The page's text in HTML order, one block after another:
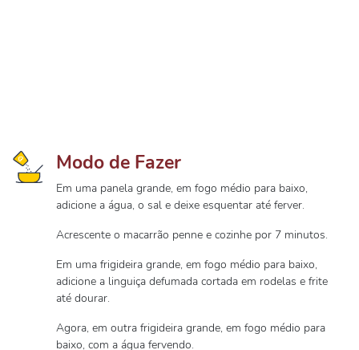
Modo de Fazer
Em uma panela grande, em fogo médio para baixo,
adicione a água, o sal e deixe esquentar até ferver.
Acrescente o macarrão penne e cozinhe por 7 minutos.
Em uma frigideira grande, em fogo médio para baixo,
adicione a linguiça defumada cortada em rodelas e frite
até dourar.
Agora, em outra frigideira grande, em fogo médio para
baixo, com a água fervendo.